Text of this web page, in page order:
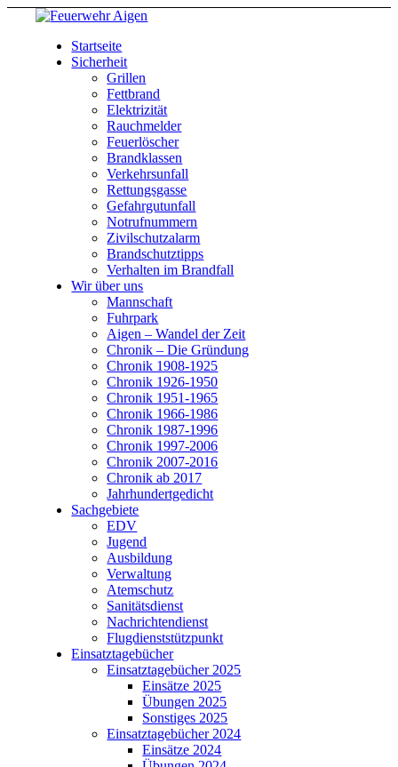
Startseite
Sicherheit
Grillen
Fettbrand
Elektrizität
Rauchmelder
Feuerlöscher
Brandklassen
Verkehrsunfall
Rettungsgasse
Gefahrgutunfall
Notrufnummern
Zivilschutzalarm
Brandschutztipps
Verhalten im Brandfall
Wir über uns
Mannschaft
Fuhrpark
Aigen – Wandel der Zeit
Chronik – Die Gründung
Chronik 1908-1925
Chronik 1926-1950
Chronik 1951-1965
Chronik 1966-1986
Chronik 1987-1996
Chronik 1997-2006
Chronik 2007-2016
Chronik ab 2017
Jahrhundertgedicht
Sachgebiete
EDV
Jugend
Ausbildung
Verwaltung
Atemschutz
Sanitätsdienst
Nachrichtendienst
Flugdienststützpunkt
Einsatztagebücher
Einsatztagebücher 2025
Einsätze 2025
Übungen 2025
Sonstiges 2025
Einsatztagebücher 2024
Einsätze 2024